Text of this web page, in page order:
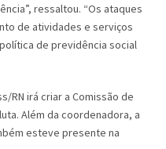
ressaltou. “Os ataques
de atividades e serviços
de previdência social
RN irá criar a Comissão de
Além da coordenadora, a
esteve presente na